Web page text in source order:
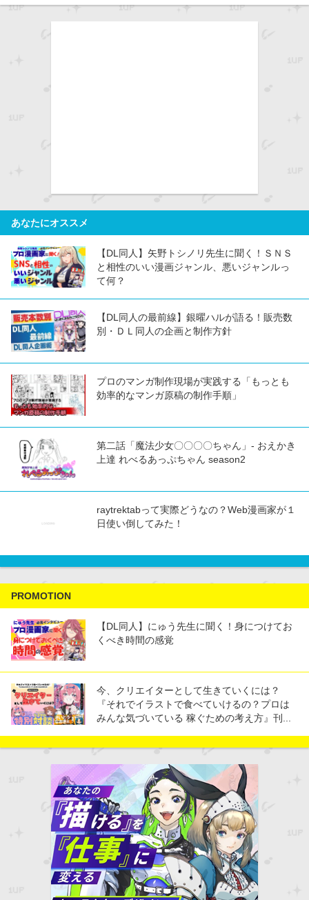
あなたにオススメ
【DL同人】矢野トシノリ先生に聞く！ＳＮＳ
と相性のいい漫画ジャンル、悪いジャンルっ
て何？
【DL同人の最前線】銀曜ハルが語る！販売数
別・ＤＬ同人の企画と制作方針
プロのマンガ制作現場が実践する「もっとも
効率的なマンガ原稿の制作手順」
第二話「魔法少女〇〇〇〇ちゃん」- おえかき
上達 れべるあっぷちゃん season2
raytrektabって実際どうなの？Web漫画家が１
日使い倒してみた！
PROMOTION
【DL同人】にゅう先生に聞く！身につけてお
くべき時間の感覚
今、クリエイターとして生きていくには？
『それでイラストで食べていけるの？プロは
みんな気づいている 稼ぐための考え方』刊...